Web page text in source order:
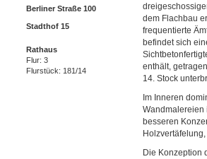
Berliner Straße 100
Stadthof 15
Rathaus
Flur: 3
Flurstück: 181/14
dem Flachbau
frequentierte
befindet sich
enthält,
14. Stock
Im Inneren
Wandmalereien
besseren
Die Konzeption